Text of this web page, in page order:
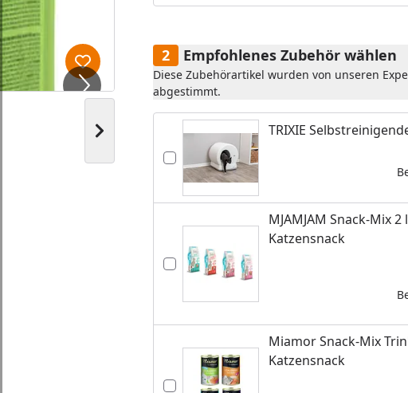
Nächstes Bild anzeigen
Produkt zur Wunschliste hinzufügen
Empfohlenes Zubehör wählen
Diese Zubehörartikel wurden von unseren
abgestimmt.
TRIXIE
MJAMJAM Snack-Mix
Katzensnack
Miamor Snack-Mix
Katzensnack